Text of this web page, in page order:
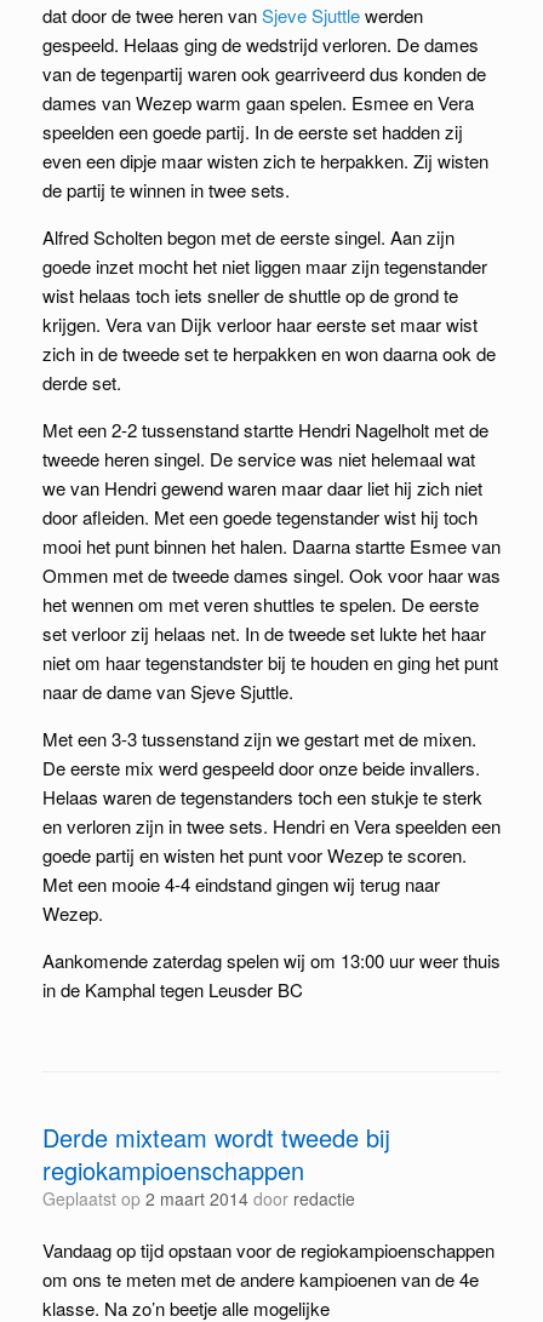
dat door de twee heren vanSjeve Sjuttlewerden
gespeeld. Helaas ging de wedstrijd verloren. De dames
van de tegenpartij waren ook gearriveerd dus konden de
dames van Wezep warm gaan spelen. Esmee en Vera
speelden een goede partij. In de eerste set hadden zij
even een dipje maar wisten zich te herpakken. Zij wisten
de partij te winnen in twee sets.
Alfred Scholten begon met de eerste singel. Aan zijn
goede inzet mocht het niet liggen maar zijn tegenstander
wist helaas toch iets sneller de shuttle op de grond te
krijgen. Vera van Dijk verloor haar eerste set maar wist
zich in de tweede set te herpakken en won daarna ook de
derde set.
Met een 2-2 tussenstand startte Hendri Nagelholt met de
tweede heren singel. De service was niet helemaal wat
we van Hendri gewend waren maar daar liet hij zich niet
door afleiden. Met een goede tegenstander wist hij toch
mooi het punt binnen het halen. Daarna startte Esmee van
Ommen met de tweede dames singel. Ook voor haar was
het wennen om met veren shuttles te spelen. De eerste
set verloor zij helaas net. In de tweede set lukte het haar
niet om haar tegenstandster bij te houden en ging het punt
naar de dame van Sjeve Sjuttle.
Met een 3-3 tussenstand zijn we gestart met de mixen.
De eerste mix werd gespeeld door onze beide invallers.
Helaas waren de tegenstanders toch een stukje te sterk
en verloren zijn in twee sets. Hendri en Vera speelden een
goede partij en wisten het punt voor Wezep te scoren.
Met een mooie 4-4 eindstand gingen wij terug naar
Wezep.
Aankomende zaterdag spelen wij om 13:00 uur weer thuis
in de Kamphal tegen Leusder BC
Derde mixteam wordt tweede bij
regiokampioenschappen
Geplaatst op 2 maart 2014 door redactie
Vandaag op tijd opstaan voor de regiokampioenschappen
om ons te meten met de andere kampioenen van de 4e
klasse. Na zo’n beetje alle mogelijke